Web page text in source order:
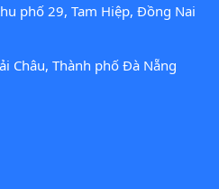
phố 29, Tam Hiệp, Đồng Nai
Châu, Thành phố Đà Nẵng